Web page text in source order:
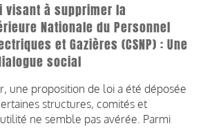
visant à supprimer la
Nationale du Personnel
et Gazières (CSNP) : Une
social
une proposition de loi a été déposée
structures, comités et
ne semble pas avérée. Parmi